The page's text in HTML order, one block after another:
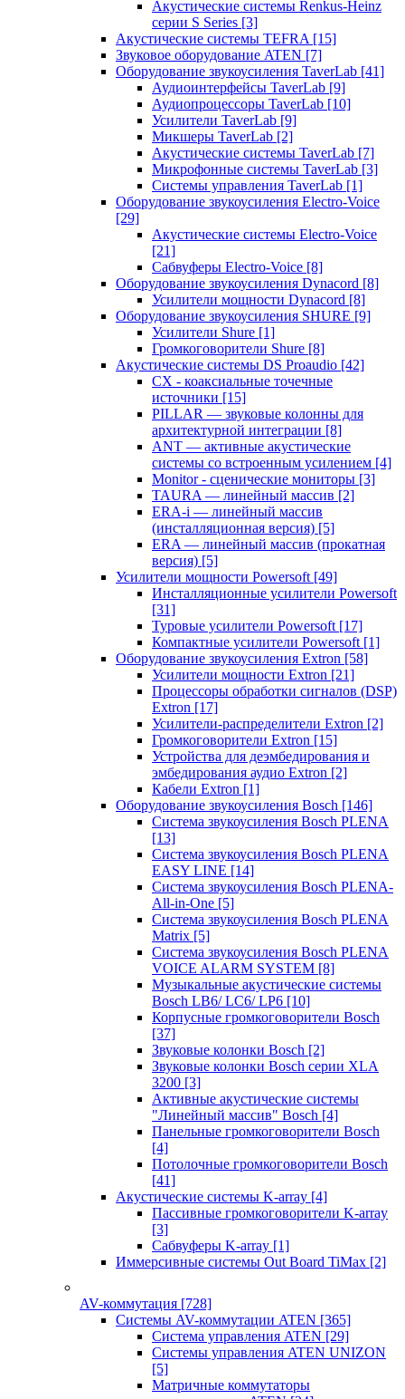
Акустические системы Renkus-Heinz
серии S Series [3]
Акустические системы TEFRA [15]
Звуковое оборудование ATEN [7]
Оборудование звукоусиления TaverLab [41]
Аудиоинтерфейсы TaverLab [9]
Аудиопроцессоры TaverLab [10]
Усилители TaverLab [9]
Микшеры TaverLab [2]
Акустические системы TaverLab [7]
Микрофонные системы TaverLab [3]
Системы управления TaverLab [1]
Оборудование звукоусиления Electro-Voice
[29]
Акустические системы Electro-Voice
[21]
Сабвуферы Electro-Voice [8]
Оборудование звукоусиления Dynacord [8]
Усилители мощности Dynacord [8]
Оборудование звукоусиления SHURE [9]
Усилители Shure [1]
Громкоговорители Shure [8]
Акустические системы DS Proaudio [42]
CX - коаксиальные точечные
источники [15]
PILLAR — звуковые колонны для
архитектурной интеграции [8]
ANT — активные акустические
системы со встроенным усилением [4]
Monitor - сценические мониторы [3]
TAURA — линейный массив [2]
ERA-i — линейный массив
(инсталляционная версия) [5]
ERA — линейный массив (прокатная
версия) [5]
Усилители мощности Powersoft [49]
Инсталляционные усилители Powersoft
[31]
Туровые усилители Powersoft [17]
Компактные усилители Powersoft [1]
Оборудование звукоусиления Extron [58]
Усилители мощности Extron [21]
Процессоры обработки сигналов (DSP)
Extron [17]
Усилители-распределители Extron [2]
Громкоговорители Extron [15]
Устройства для деэмбедирования и
эмбедирования аудио Extron [2]
Кабели Extron [1]
Оборудование звукоусиления Bosch [146]
Система звукоусиления Bosch PLENA
[13]
Система звукоусиления Bosch PLENA
EASY LINE [14]
Система звукоусиления Bosch PLENA-
All-in-One [5]
Система звукоусиления Bosch PLENA
Matrix [5]
Система звукоусиления Bosch PLENA
VOICE ALARM SYSTEM [8]
Музыкальные акустические системы
Bosch LB6/ LC6/ LP6 [10]
Корпусные громкоговорители Bosch
[37]
Звуковые колонки Bosch [2]
Звуковые колонки Bosch серии XLA
3200 [3]
Активные акустические системы
"Линейный массив" Bosch [4]
Панельные громкоговорители Bosch
[4]
Потолочные громкоговорители Bosch
[41]
Акустические системы K-array [4]
Пассивные громкоговорители K-array
[3]
Сабвуферы K-array [1]
Иммерсивные системы Out Board TiMax [2]
AV-коммутация [728]
Системы AV-коммутации ATEN [365]
Система управления ATEN [29]
Системы управления ATEN UNIZON
[5]
Матричные коммутаторы